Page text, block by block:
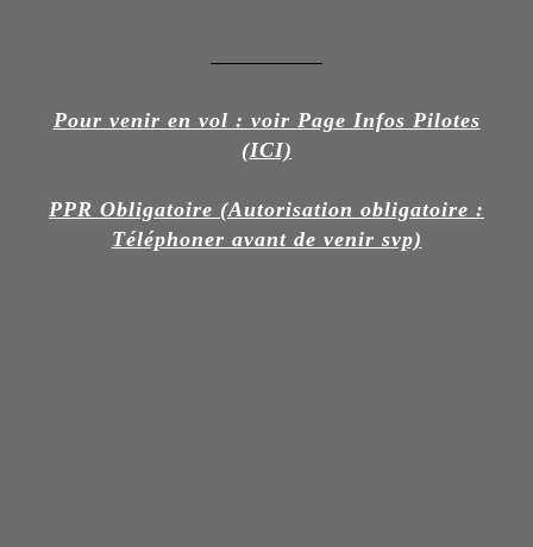
Pour venir en vol : voir Page Infos Pilotes
(ICI)
PPR Obligatoire (Autorisation obligatoire :
Téléphoner avant de venir svp)